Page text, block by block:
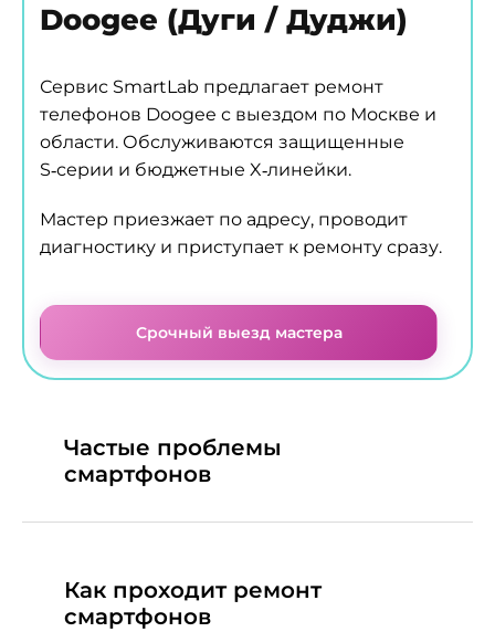
Doogee (Дуги / Дуджи)
Сервис SmartLab предлагает ремонт
телефонов Doogee с выездом по Москве и
области. Обслуживаются защищенные
S‑серии и бюджетные X‑линейки.
Мастер приезжает по адресу, проводит
диагностику и приступает к ремонту сразу.
Срочный выезд мастера
Частые проблемы
смартфонов
Как проходит ремонт
смартфонов